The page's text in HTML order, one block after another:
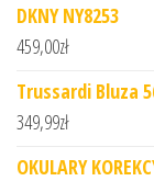
DKNY NY8253
459,00zł
Trussardi Bluza
349,99zł
OKULARY